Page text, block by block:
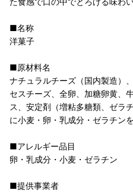
■名称
洋菓子
■原材料名
ナチュラルチーズ（国内製造）
セスチーズ、全卵、加糖卵黄、
ス、安定剤（増粘多糖類、ゼラ
に小麦・卵・乳成分・ゼラチンを
■アレルギー品目
卵・乳成分・小麦・ゼラチン
■提供事業者